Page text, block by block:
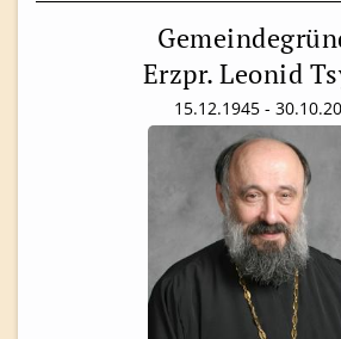
Erzpr. Leonid
15.12.1945 -